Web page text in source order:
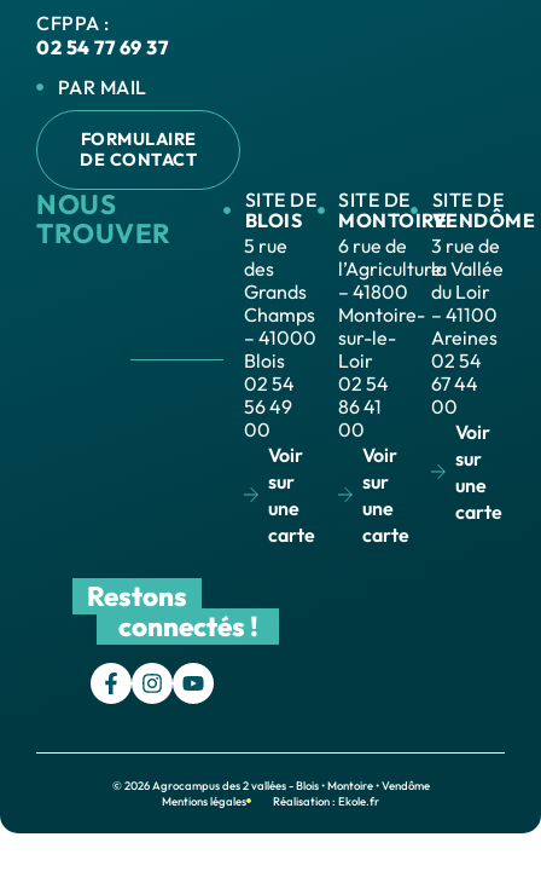
CFPPA :
02 54 77 69 37
PAR MAIL
FORMULAIRE
DE CONTACT
NOUS
TROUVER
SITE DE
BLOIS
5 rue
des
Grands
Champs
– 41000
Blois
02 54
56 49
00
Voir
sur
une
carte
SITE DE
MONTOIRE
6 rue de
l’Agriculture
– 41800
Montoire-
sur-le-
Loir
02 54
86 41
00
Voir
sur
une
carte
SITE DE
VENDÔME
3 rue de
la Vallée
du Loir
– 41100
Areines
02 54
67 44
00
Voir
sur
une
carte
Restons
connectés !
© 2026 Agrocampus des 2 vallées - Blois • Montoire • Vendôme
Mentions légales
Réalisation : Ekole.fr